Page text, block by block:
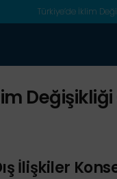
Türkiye’de İklim
İlişkiler